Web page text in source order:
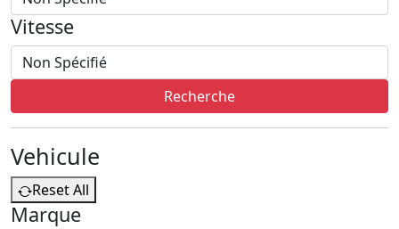
Vitesse
Recherche
Vehicule
Reset All
Marque